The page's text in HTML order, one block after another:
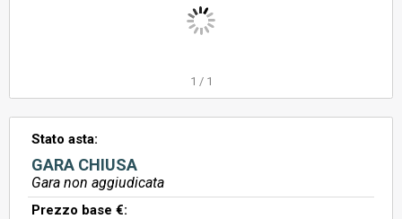
1 / 1
Stato asta:
GARA CHIUSA
Gara non aggiudicata
Prezzo base €: